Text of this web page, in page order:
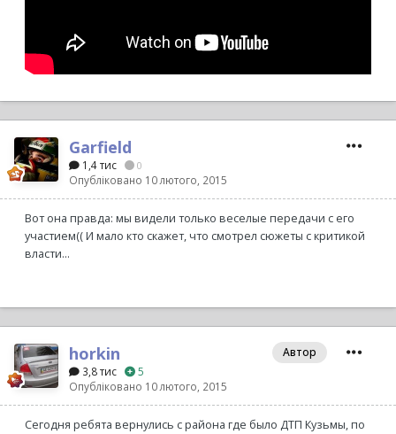
Garfield
1,4 тис 0
Опубліковано 10 лютого, 2015
Вот она правда: мы видели только веселые передачи с его
участием(( И мало кто скажет, что смотрел сюжеты с критикой
власти...
horkin
3,8 тис
5
Опубліковано 10 лютого, 2015
Автор
Сегодня ребята вернулись с района где было ДТП Кузьмы, по